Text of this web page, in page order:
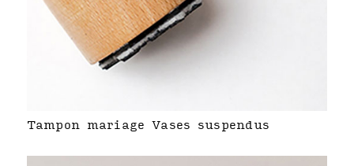
Tampon mariage Vases suspendus